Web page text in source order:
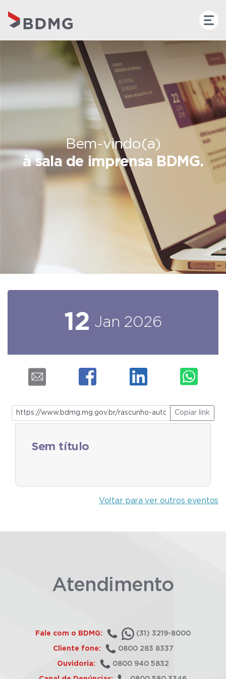
Bem-vindo(a)
à sala de imprensa BDMG.
12 Jan 2026
Copiar link
Sem título
Voltar para ver outros eventos
Atendimento
Fale com o BDMG: (31) 3219-8000
Cliente fone: 0800 283 8337
Ouvidoria: 0800 940 5832